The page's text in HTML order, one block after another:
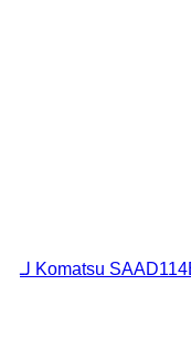
المحرك Komatsu SAAD114E-1 لـ